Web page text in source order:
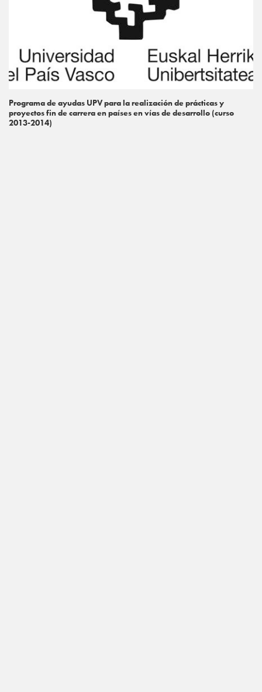
Programa de ayudas UPV para la realización de prácticas y
proyectos fin de carrera en países en vías de desarrollo (curso
2013-2014)